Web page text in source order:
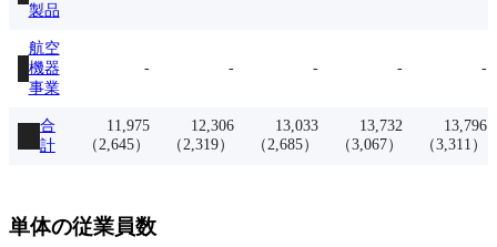
製品
航空
機器
事業
- - - - -
合
計
11,975
（ 2,645）
12,306
（ 2,319）
13,033
（ 2,685）
13,732
（3,067）
13,796
（3,311 ）
単体の従業員数